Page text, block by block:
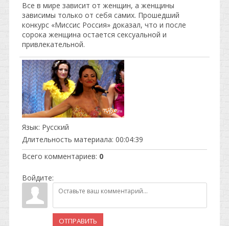
Все в мире зависит от женщин, а женщины
зависимы только от себя самих. Прошедший
конкурс «Миссис Россия» доказал, что и после
сорока женщина остается сексуальной и
привлекательной.
Язык: Русский
Длительность материала: 00:04:39
Всего комментариев: 0
Войдите:
ОТПРАВИТЬ